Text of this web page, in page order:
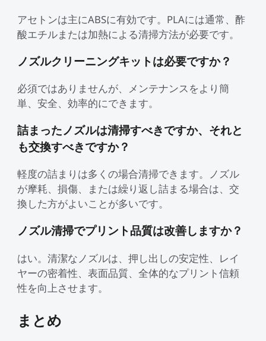
アセトンは主にABSに有効です。PLAには通常、酢
酸エチルまたは加熱による清掃方法が必要です。
ノズルクリーニングキットは必要ですか？
必須ではありませんが、メンテナンスをより簡
単、安全、効率的にできます。
詰まったノズルは清掃すべきですか、それと
も交換すべきですか？
軽度の詰まりは多くの場合清掃できます。ノズル
が摩耗、損傷、または繰り返し詰まる場合は、交
換した方がよいことが多いです。
ノズル清掃でプリント品質は改善しますか？
はい。清潔なノズルは、押し出しの安定性、レイ
ヤーの密着性、表面品質、全体的なプリント信頼
性を向上させます。
まとめ